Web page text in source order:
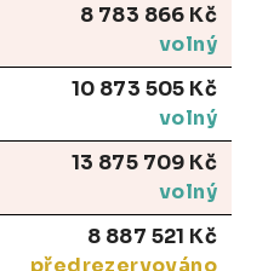
8 783 866 Kč
volný
10 873 505 Kč
volný
13 875 709 Kč
volný
8 887 521 Kč
předrezervováno